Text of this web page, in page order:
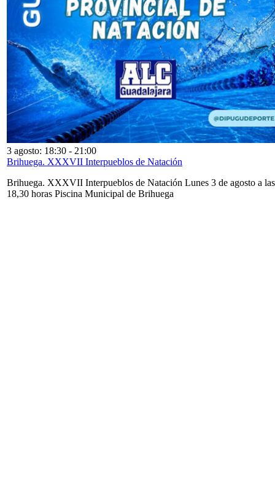
3 agosto: 18:30 - 21:00
Brihuega. XXXVII Interpueblos de Natación
Brihuega. XXXVII Interpueblos de Natación Lunes 3 de agosto a las
18,30 horas Piscina Municipal de Brihuega